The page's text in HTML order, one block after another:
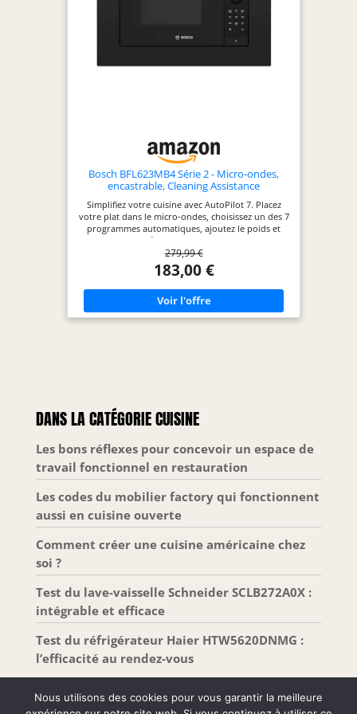
chaque utilisation, réduisez la consommation
d'énergie sans diminuer l'efficacité lors de la
cuisson de vos recettes. Puissance 2800 W :
préparez tous types de recettes grâce à son
Bosch BFL623MB4 Série 2 - Micro-ondes,
encastrable, Cleaning Assistance
Simplifiez votre cuisine avec AutoPilot 7. Placez
votre plat dans le micro-ondes, choisissez un des 7
programmes automatiques, ajoutez le poids et
appuyez sur "Démarrer". AutoPilot s'occupe du
reste : mode, température et durée. Profitez de la
clarté de notre écran LED. Lisez facilement toutes
les informations de votre micro-ondes, même à
distance. Simplifiez la surveillance et le réglage de
vos cuissons grâce à cet affichage lumineux et
précis. Découvrez la commodité de notre porte à
ouverture latérale avec charnières à gauche. Cette
ramollissent, vous n'avez plus qu'à passer un
chiffon une fois le four refroidi. Micro‑ondes
33,5 cm (H x L x P), format gain de place pour
petites cuisines et plans de travail, installation
pratique, idéal pour réchauffage et cuisson
quotidienne.
279,99 €
183,00 €
DANS LA CATÉGORIE CUISINE
Les bons réflexes pour concevoir un espace de
travail fonctionnel en restauration
Les codes du mobilier factory qui fonctionnent
aussi en cuisine ouverte
Comment créer une cuisine américaine chez
soi ?
Test du lave-vaisselle Schneider SCLB272A0X :
intégrable et efficace
Test du réfrigérateur Haier HTW5620DNMG :
l’efficacité au rendez-vous
Nous utilisons des cookies pour vous garantir la meilleure